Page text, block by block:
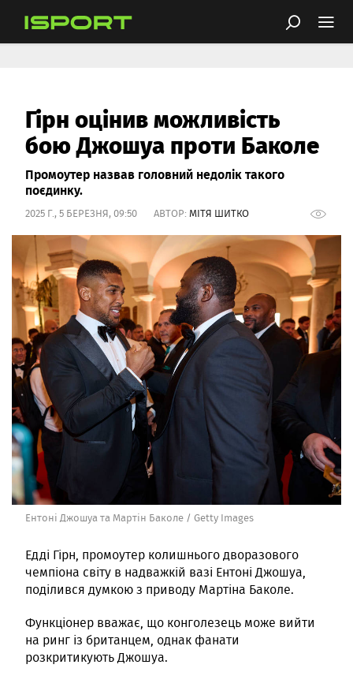
Гірн оцінив можливість
бою Джошуа проти Баколе
Промоутер назвав головний недолік такого
поєдинку.
2025 Г., 5 БЕРЕЗНЯ, 09:50 АВТОР: МІТЯ ШИТКО
Ентоні Джошуа та Мартін Баколе / Getty Images
Едді Гірн, промоутер колишнього дворазового
чемпіона світу в надважкій вазі Ентоні Джошуа,
поділився думкою з приводу Мартіна Баколе.
Функціонер вважає, що конголезець може вийти
на ринг із британцем, однак фанати
розкритикують Джошуа.